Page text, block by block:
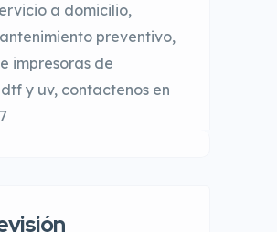
a domicilio,
preventivo,
impresoras de
y uv, contactenos en